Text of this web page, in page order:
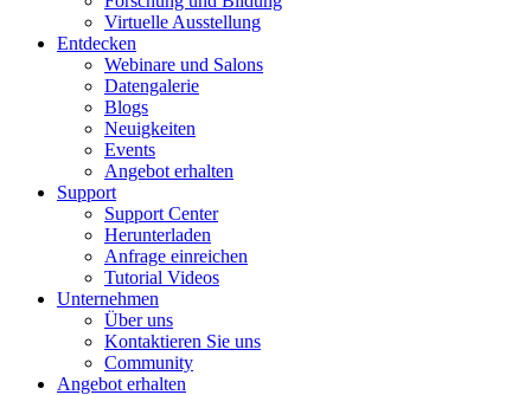
Virtuelle Ausstellung
Entdecken
Webinare und Salons
Datengalerie
Blogs
Neuigkeiten
Events
Angebot erhalten
Support
Support Center
Herunterladen
Anfrage einreichen
Tutorial Videos
Unternehmen
Über uns
Kontaktieren Sie uns
Community
Angebot erhalten